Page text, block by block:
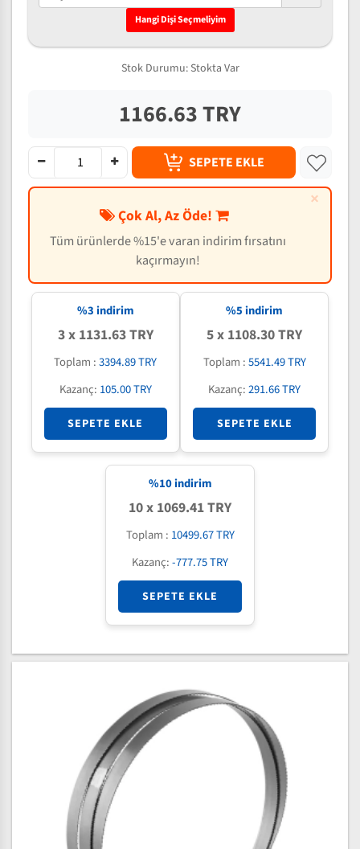
Hangi Dişi Seçmeliyim
Stok Durumu: Stokta Var
1166.63 TRY
SEPETE EKLE
×
Çok Al, Az Öde!
Tüm ürünlerde %15'e varan indirim fırsatını
kaçırmayın!
%3 indirim
3 x 1131.63 TRY
Toplam :3394.89 TRY
Kazanç: 105.00 TRY
SEPETE EKLE
%5 indirim
5 x 1108.30 TRY
Toplam :5541.49 TRY
Kazanç:291.66 TRY
SEPETE EKLE
%10indirim
10 x 1069.41 TRY
Toplam : 10499.67 TRY
Kazanç:-777.75 TRY
SEPETE EKLE